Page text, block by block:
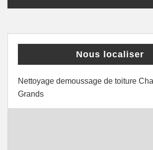
Nous localiser
Nettoyage demoussage de toiture
Grands